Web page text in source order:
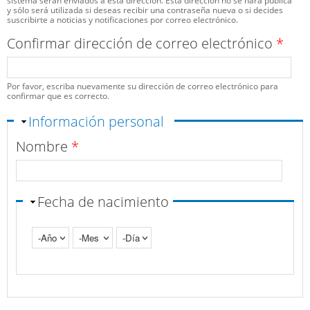
y sólo será utilizada si deseas recibir una contraseña nueva o si decides
suscribirte a noticias y notificaciones por correo electrónico.
Confirmar dirección de correo electrónico *
Por favor, escriba nuevamente su dirección de correo electrónico para
confirmar que es correcto.
Ocultar
Información personal
Nombre *
Fecha de nacimiento
Año
Mes Día